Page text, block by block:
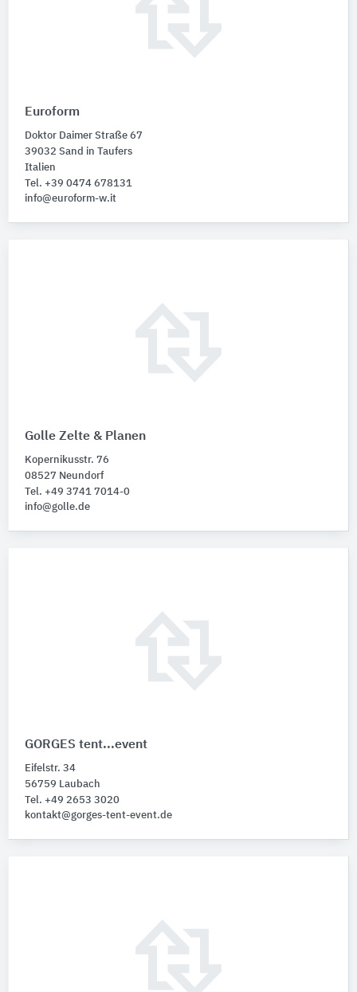
Euroform
Doktor Daimer Straße 67
39032 Sand in Taufers
Italien
Tel. +39 0474 678131
info@euroform-w.it
Golle Zelte & Planen
Kopernikusstr. 76
08527 Neundorf
Tel. +49 3741 7014-0
info@golle.de
GORGES tent...event
Eifelstr. 34
56759 Laubach
Tel. +49 2653 3020
kontakt@gorges-tent-event.de